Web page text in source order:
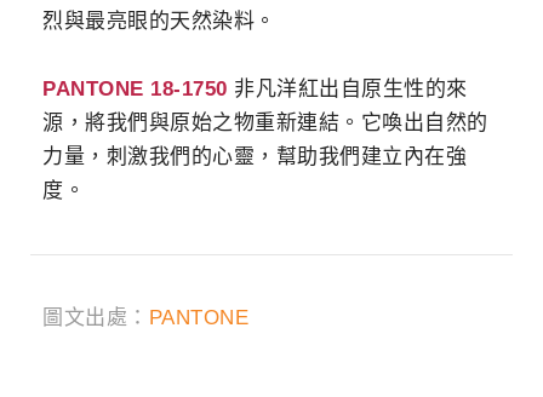
烈與最亮眼的天然染料。
PANTONE 18-1750 非凡洋紅出自原生性的來
源，將我們與原始之物重新連結。它喚出自然的
力量，刺激我們的心靈，幫助我們建立內在強
度。
圖文出處： PANTONE